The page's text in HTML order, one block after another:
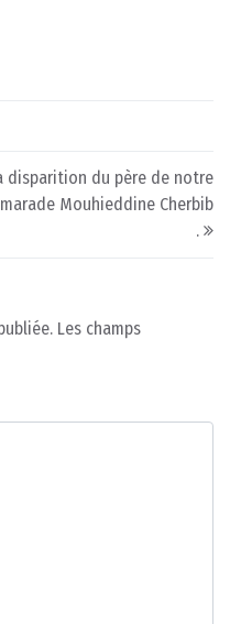
disparition du père de notre
Mouhieddine Cherbib
.
Les champs